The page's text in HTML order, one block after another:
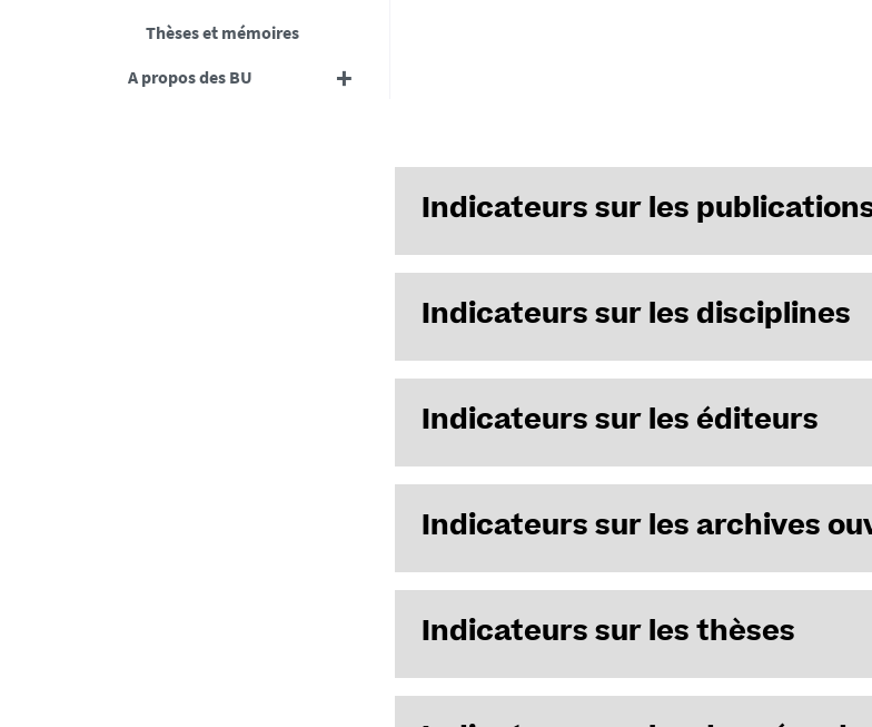
Thèses et mémoires
A propos des BU
Indicateurs sur les
Indicateurs sur les disciplines
Indicateurs sur les éditeurs
Indicateurs sur les archives
Indicateurs sur les thèses